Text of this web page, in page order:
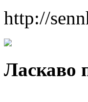
http://
Ласкаво